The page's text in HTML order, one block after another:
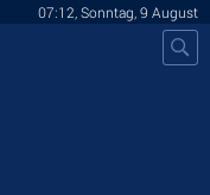
07:12, Sonntag, 9 August